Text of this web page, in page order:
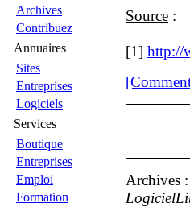
Archives
Contribuez
Annuaires
Sites
Entreprises
Logiciels
Services
Boutique
Entreprises
Emploi
Formation
Source :
[1] http://
Archives :